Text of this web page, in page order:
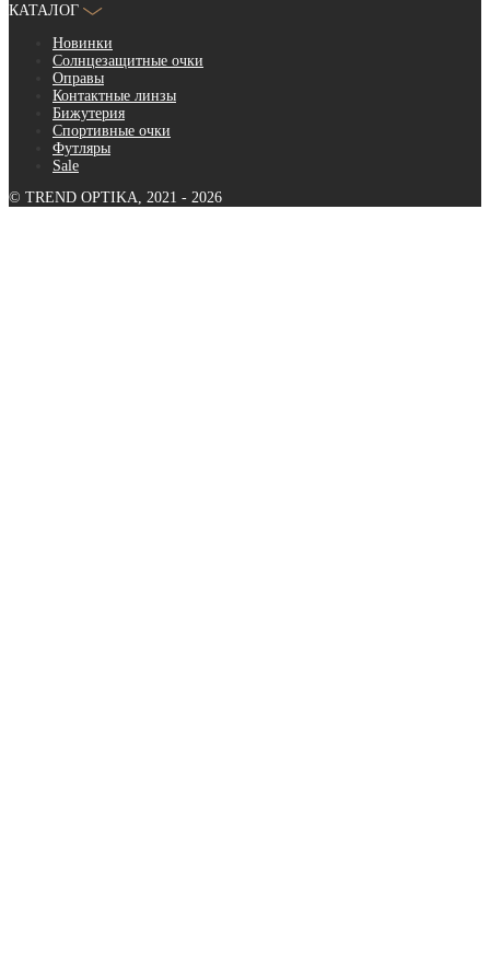
КАТАЛОГ
Новинки
Солнцезащитные очки
Оправы
Контактные линзы
Бижутерия
Спортивные очки
Футляры
Sale
© TREND OPTIKA, 2021 - 2026